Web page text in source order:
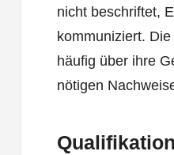
nicht beschriftet,
kommuniziert.
häufig über ihre
nötigen